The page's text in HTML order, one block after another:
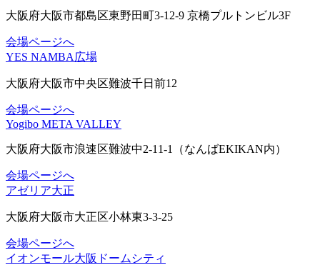
大阪府大阪市都島区東野田町3-12-9 京橋プルトンビル3F
会場ページへ
YES NAMBA広場
大阪府大阪市中央区難波千日前12
会場ページへ
Yogibo META VALLEY
⼤阪府⼤阪市浪速区難波中2-11-1（なんばEKIKAN内）
会場ページへ
アゼリア大正
大阪府大阪市大正区小林東3-3-25
会場ページへ
イオンモール大阪ドームシティ